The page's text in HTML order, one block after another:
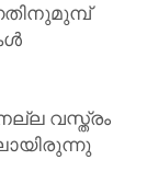
വസ്ത്രം